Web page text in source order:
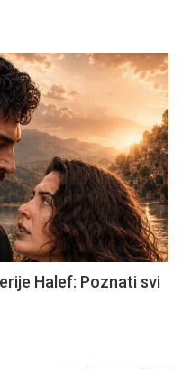
Halef: Poznati svi